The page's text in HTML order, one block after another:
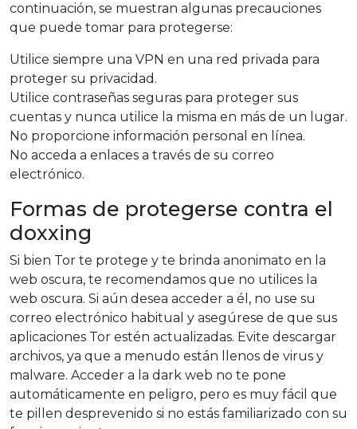
continuación, se muestran algunas precauciones
que puede tomar para protegerse:
Utilice siempre una VPN en una red privada para
proteger su privacidad.
Utilice contraseñas seguras para proteger sus
cuentas y nunca utilice la misma en más de un lugar.
No proporcione información personal en línea.
No acceda a enlaces a través de su correo
electrónico.
Formas de protegerse contra el
doxxing
Si bien Tor te protege y te brinda anonimato en la
web oscura, te recomendamos que no utilices la
web oscura. Si aún desea acceder a él, no use su
correo electrónico habitual y asegúrese de que sus
aplicaciones Tor estén actualizadas. Evite descargar
archivos, ya que a menudo están llenos de virus y
malware. Acceder a la dark web no te pone
automáticamente en peligro, pero es muy fácil que
te pillen desprevenido si no estás familiarizado con su